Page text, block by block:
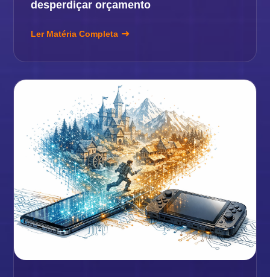
desperdiçar orçamento
Ler Matéria Completa